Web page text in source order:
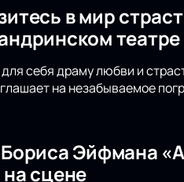
в мир
театре
себя драму любви и
на незабываемое
Эйфмана
сцене